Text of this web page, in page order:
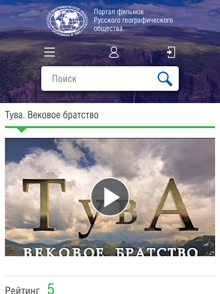
Портал фильмов
Русского географического
общества
Все фильмы
Подборки
О проекте
Тува. Вековое братство
Play
Video
Рейтинг 5